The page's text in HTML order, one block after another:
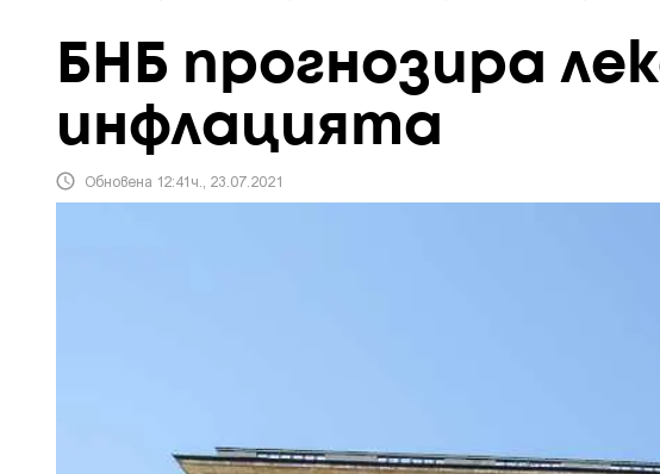
БНБ прогнозира
инфлацията
Обновена 12:41ч., 23.07.2021